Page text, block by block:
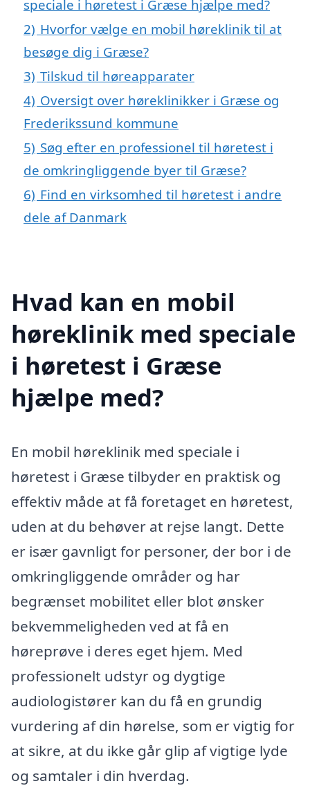
speciale i høretest i Græse hjælpe med?
2) Hvorfor vælge en mobil høreklinik til at
besøge dig i Græse?
3) Tilskud til høreapparater
4) Oversigt over høreklinikker i Græse og
Frederikssund kommune
5) Søg efter en professionel til høretest i
de omkringliggende byer til Græse?
6) Find en virksomhed til høretest i andre
dele af Danmark
Hvad kan en mobil
høreklinik med speciale
i høretest i Græse
hjælpe med?
En mobil høreklinik med speciale i
høretest i Græse tilbyder en praktisk og
effektiv måde at få foretaget en høretest,
uden at du behøver at rejse langt. Dette
er især gavnligt for personer, der bor i de
omkringliggende områder og har
begrænset mobilitet eller blot ønsker
bekvemmeligheden ved at få en
høreprøve i deres eget hjem. Med
professionelt udstyr og dygtige
audiologistører kan du få en grundig
vurdering af din hørelse, som er vigtig for
at sikre, at du ikke går glip af vigtige lyde
og samtaler i din hverdag.